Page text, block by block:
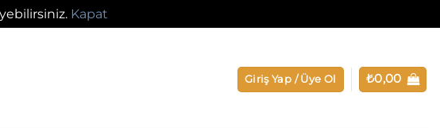
Kapat
Giriş Yap / Üye Ol ₺0,00